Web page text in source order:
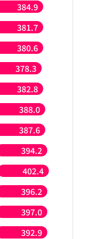
384.9
381.7
380.6
378.3
382.8
388.0
387.6
394.2
402.4
396.2
397.0
392.9